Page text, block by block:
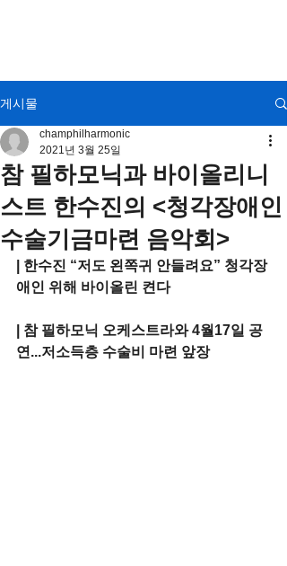
게시물
참 필하모닉과 바이올리니
스트 한수진의 <청각장애인
수술기금마련 음악회>
champhilharmonic
2021년 3월 25일
| 한수진 “저도 왼쪽귀 안들려요” 청각장
애인 위해 바이올린 켠다
| 참 필하모닉 오케스트라와 4월17일 공
연...저소득층 수술비 마련 앞장